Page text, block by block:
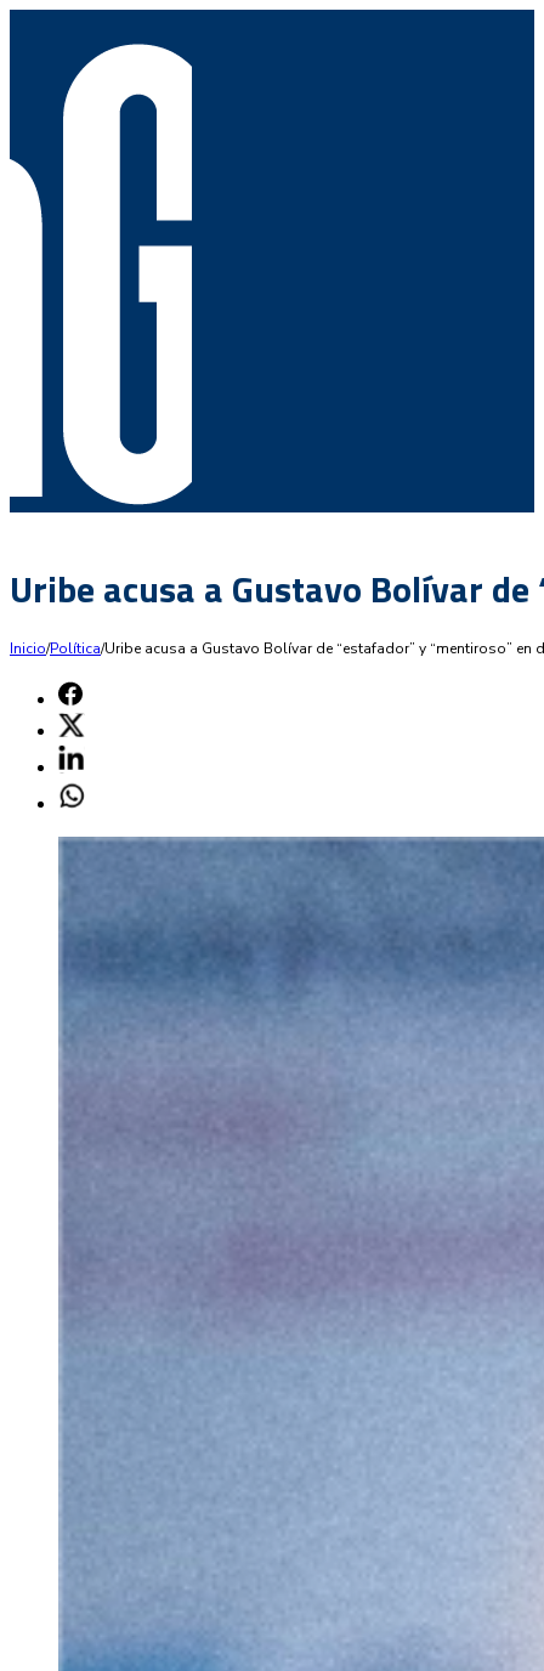
Uribe acusa a Gustavo Bolívar
Inicio/Política/Uribe acusa a Gustavo Bolívar de “estafador” y “mentiroso” en